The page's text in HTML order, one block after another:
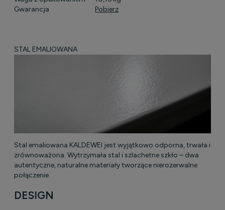
Gwarancja
Pobierz
STAL EMALIOWANA
Stal emaliowana KALDEWEI jest wyjątkowo odporna, trwała i
zrównoważona. Wytrzymała stal i szlachetne szkło – dwa
autentyczne, naturalne materiały tworzące nierozerwalne
połączenie.
DESIGN